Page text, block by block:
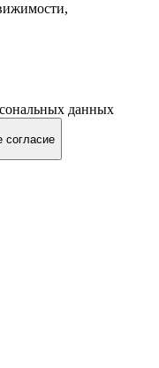
данных